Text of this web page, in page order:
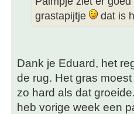
grastapijtje
dat is
Dank je Eduard, het
de rug. Het gras
zo hard als dat
heb vorige week een